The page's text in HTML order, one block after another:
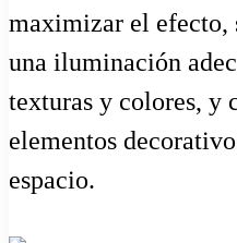
maximizar el efecto,
una iluminación
texturas y colores, y
elementos
espacio.